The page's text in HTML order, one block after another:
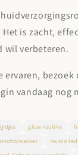
is zacht,
verbeteren.
ervaren, bezoek
vandaag nog
glow routine
mvolo